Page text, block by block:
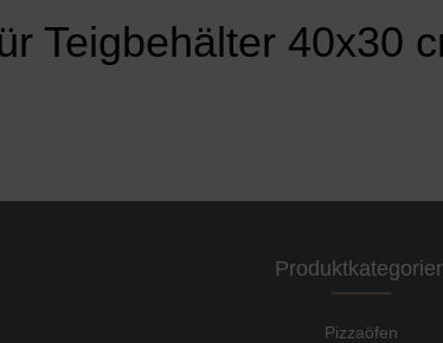
Teigbehälter 40x30
Pizzaöfen